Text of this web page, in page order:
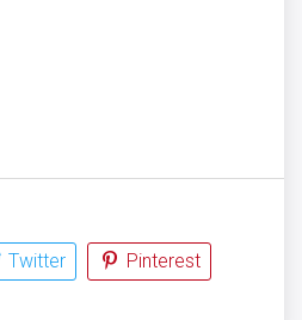
Twitter
Pinterest